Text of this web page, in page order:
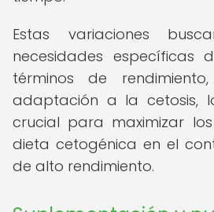
Estas variaciones
necesidades específicas
términos de
adaptación a la cetosis,
crucial para maximizar
dieta cetogénica en el
de alto rendimiento.